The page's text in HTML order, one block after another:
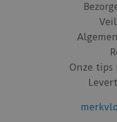
Onze tips